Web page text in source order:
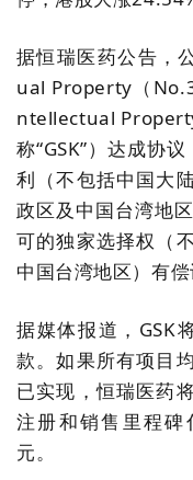
据恒瑞医药公告，
ual Property（
ntellectual
称“GSK”）达成协议
利 （不包括中国大
政区及中国台湾地区
可的独家选择权
（
中国台湾地区）有偿
据媒体报道，GSK
款。如果所有项目
已实现，恒瑞医药
注册和销售里程
元。